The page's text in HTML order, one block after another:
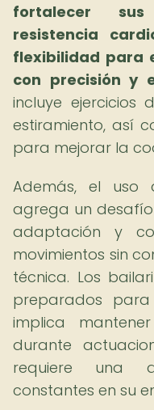
fortalecer
resistencia
flexibilidad para
con precisión y
incluye ejercicios
estiramiento, así
para mejorar la
Además, el
agrega un
adaptación y
movimientos sin
técnica. Los
preparados
implica
durante
requiere una
constantes en su